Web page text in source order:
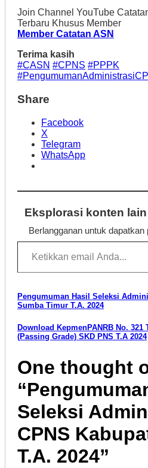
Join Channel YouTube
Terbaru Khusus Member
Member Catatan ASN
Terima kasih
#CASN #CPNS #PPPK
Share
Facebook
X
Telegram
WhatsApp
Eksplorasi konten
Berlangganan untuk
Ketikkan email Anda...
Navigasi
Pengumuman Hasil Seleksi
Sumba Timur T.A. 2024
Download KepmenPANRB No. 321
(Passing Grade) SKD PNS T.A 2024
One thought
“
Seleksi
CPNS
T.A. 2024”